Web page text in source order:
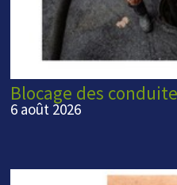
Blocage des
6 août 2026